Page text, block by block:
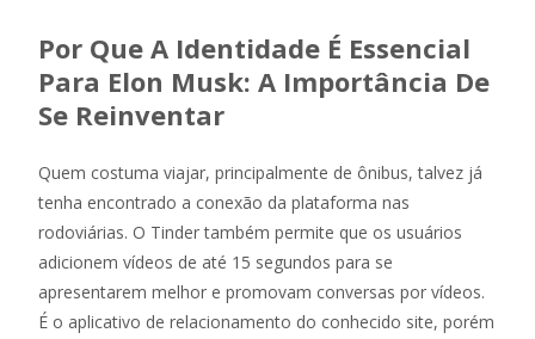
Por Que A Identidade É Essencial
Para Elon Musk: A Importância De
Se Reinventar
Quem costuma viajar, principalmente de ônibus, talvez já
tenha encontrado a conexão da plataforma nas
rodoviárias. O Tinder também permite que os usuários
adicionem vídeos de até 15 segundos para se
apresentarem melhor e promovam conversas por vídeos.
É o aplicativo de relacionamento do conhecido site, porém